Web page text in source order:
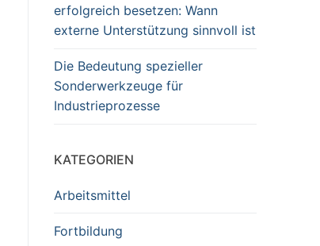
erfolgreich besetzen: Wann
externe Unterstützung sinnvoll ist
Die Bedeutung spezieller
Sonderwerkzeuge für
Industrieprozesse
KATEGORIEN
Arbeitsmittel
Fortbildung